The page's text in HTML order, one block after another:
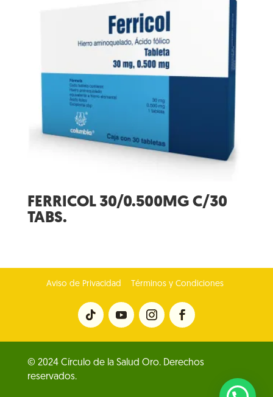
FERRICOL 30/0.500MG C/30
TABS.
Aviso de Privacidad Términos y Condiciones
© 2024 Círculo de la Salud Oro. Derechos
reservados.